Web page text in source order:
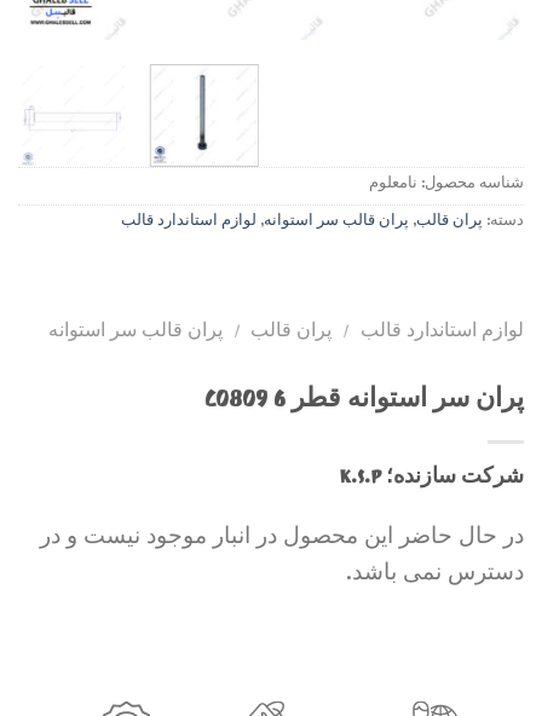
شناسه محصول: نامعلوم
دسته:پران قالب,پران قالب سر استوانه, لوازم استاندارد قالب
لوازم استاندارد قالب / پران قالب / پران قالب سر استوانه
پران سر استوانه قطر 6 C0809
شرکت سازنده؛ K.S.P
در حال حاضر این محصول در انبار موجود نیست و در
دسترس نمی باشد.